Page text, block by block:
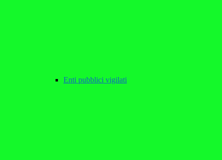
Enti pubblici vigilati